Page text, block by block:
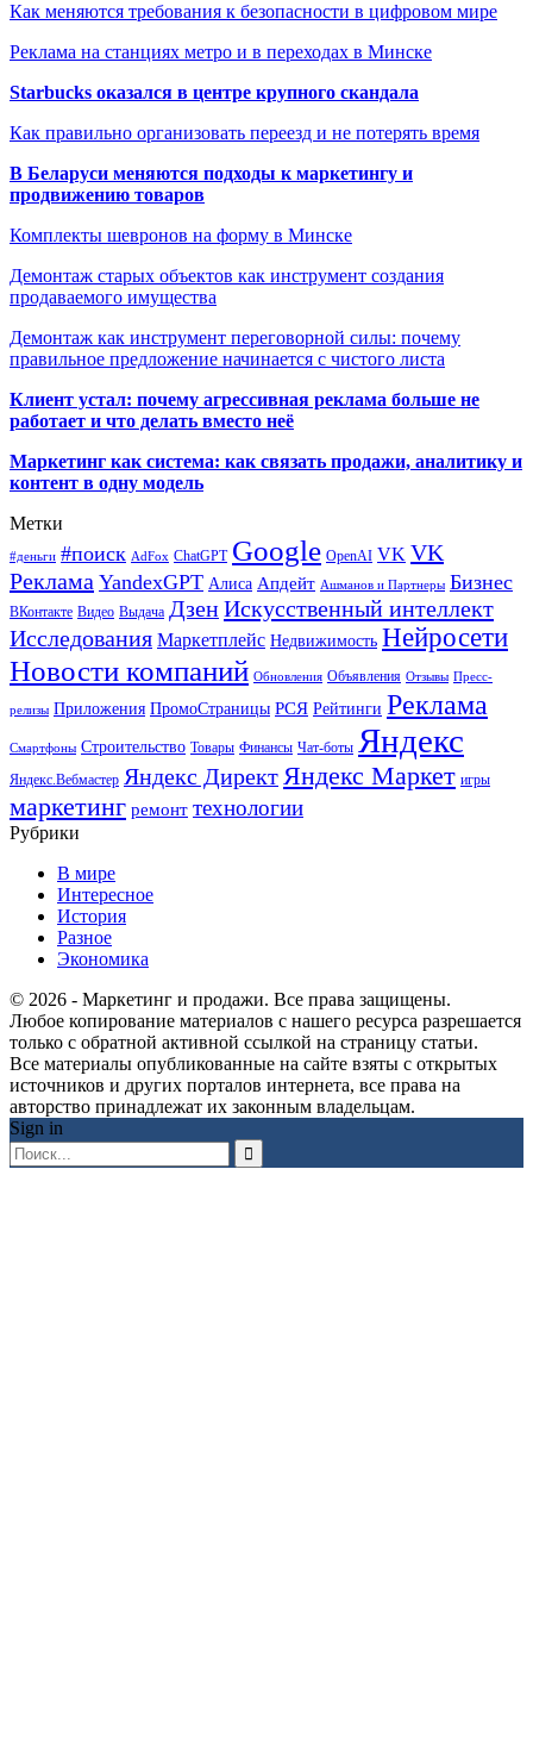
Как меняются требования к безопасности в цифровом мире
Реклама на станциях метро и в переходах в Минске
Starbucks оказался в центре крупного скандала
Как правильно организовать переезд и не потерять время
В Беларуси меняются подходы к маркетингу и
продвижению товаров
Комплекты шевронов на форму в Минске
Демонтаж старых объектов как инструмент создания
продаваемого имущества
Демонтаж как инструмент переговорной силы: почему
правильное предложение начинается с чистого листа
Клиент устал: почему агрессивная реклама больше не
работает и что делать вместо неё
Маркетинг как система: как связать продажи, аналитику и
контент в одну модель
Метки
#деньги #поиск AdFox ChatGPT Google OpenAI VK VK
Реклама YandexGPT Алиса Апдейт Ашманов и Партнеры Бизнес
ВКонтакте Видео Выдача ДзенИскусственный интеллект
Исследования Маркетплейс Недвижимость Нейросети
Новости компаний Обновления Объявления Отзывы Пресс-
релизы Приложения ПромоСтраницы РСЯ Рейтинги Реклама
Смартфоны Строительство Товары Финансы Чат-боты Яндекс
Яндекс.Вебмастер Яндекс ДиректЯндекс Маркет игры
маркетинг ремонт технологии
Рубрики
В мире
Интересное
История
Разное
Экономика
© 2026 - Маркетинг и продажи. Все права защищены.
Любое копирование материалов с нашего ресурса разрешается
только с обратной активной ссылкой на страницу статьи.
Все материалы опубликованные на сайте взяты с открытых
источников и других порталов интернета, все права на
авторство принадлежат их законным владельцам.
Sign in